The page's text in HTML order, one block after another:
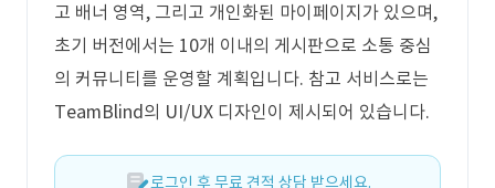
고 배너 영역, 그리고 개인화된 마이페이지가 있으며,
초기 버전에서는 10개 이내의 게시판으로 소통 중심
의 커뮤니티를 운영할 계획입니다. 참고 서비스로는
TeamBlind의 UI/UX 디자인이 제시되어 있습니다.
로그인 후 무료 견적 상담 받으세요.